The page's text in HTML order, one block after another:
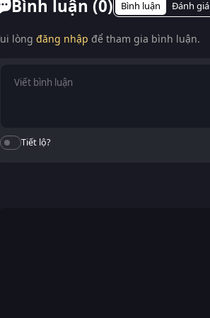
Bình luận (0) Bình luận Đánh giá
lòng đăng nhập để tham gia bình luận.
Tiết lộ?